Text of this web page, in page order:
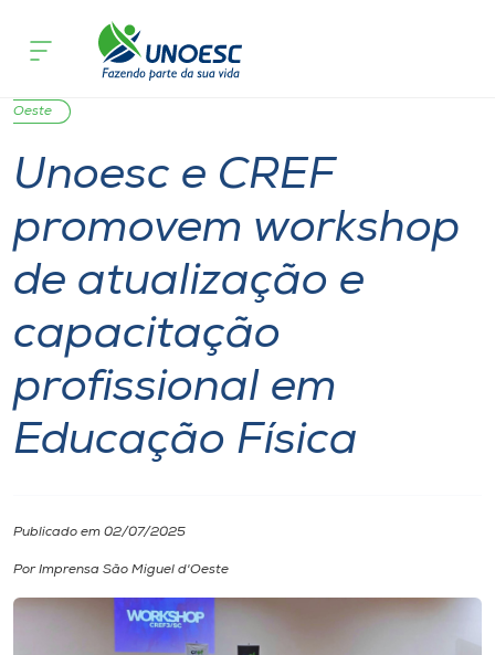
Cursos
Onde estamos
Pesquisa
Atendimento ao Estudante
Portal de Ensino
A
Unoesc
Diplomados
Notícia de evento
Oeste
Unoesc e CREF
promovem workshop
de atualização e
capacitação
profissional em
Educação Física
Publicado em 02/07/2025
Por Imprensa São Miguel d'Oeste